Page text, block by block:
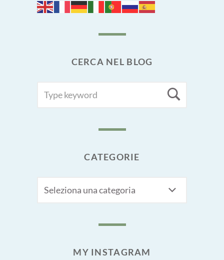
CERCA NEL BLOG
FOR:
CATEGORIE
MY INSTAGRAM